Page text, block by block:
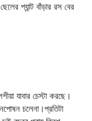
প্যান্ট বাঁড়ার রস বের
যাবার চেস্টা করছে।
চলেনা।প্রতিটা